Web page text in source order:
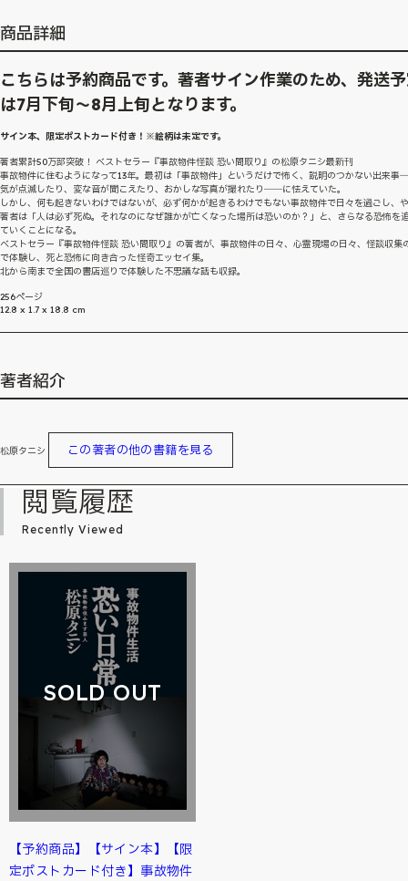
商品詳細
こちらは予約商品です。著者サイン作業のため、発送
は7月下旬～8月上旬となります。
サイン本、限定ポストカード付き！※絵柄は未定です。
著者累計50万部突破！ ベストセラー『事故物件怪談 恐い間取り』の松原タニシ最新刊
事故物件に住むようになって13年。最初は「事故物件」というだけで怖く、説明のつかない出来
気が点滅したり、変な音が聞こえたり、おかしな写真が撮れたり――に怯えていた。
しかし、何も起きないわけではないが、必ず何かが起きるわけでもない事故物件で日々を過ごし、
著者は「人は必ず死ぬ。それなのになぜ誰かが亡くなった場所は恐いのか？」と、さらなる恐怖を
ていくことになる。
ベストセラー『事故物件怪談 恐い間取り』の著者が、事故物件の日々、心霊現場の日々、怪談収集
で体験し、死と恐怖に向き合った怪奇エッセイ集。
北から南まで全国の書店巡りで体験した不思議な話も収録。
256ページ
12.8 x 1.7 x 18.8 cm
著者紹介
松原タニシ この著者の他の書籍を見る
閲覧履歴
Recently Viewed
SOLD OUT
【予約商品】【サイン本】【限
定ポストカード付き】事故物件